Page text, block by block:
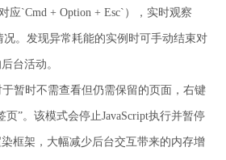
应`Cmd + Option + Esc`），实时观察
况。发现异常耗能的实例时可手动结束对
台活动。
暂时不需查看但仍需保留的页面，右键
页”。该模式会停止JavaScript执行并暂停
框架，大幅减少后台交互带来的内存增